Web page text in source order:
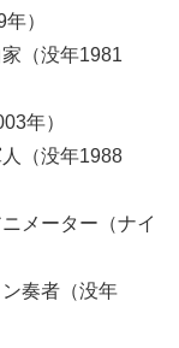
）
家（没年1981
年）
人（没年1988
ニメーター（ナイ
ン奏者（没年